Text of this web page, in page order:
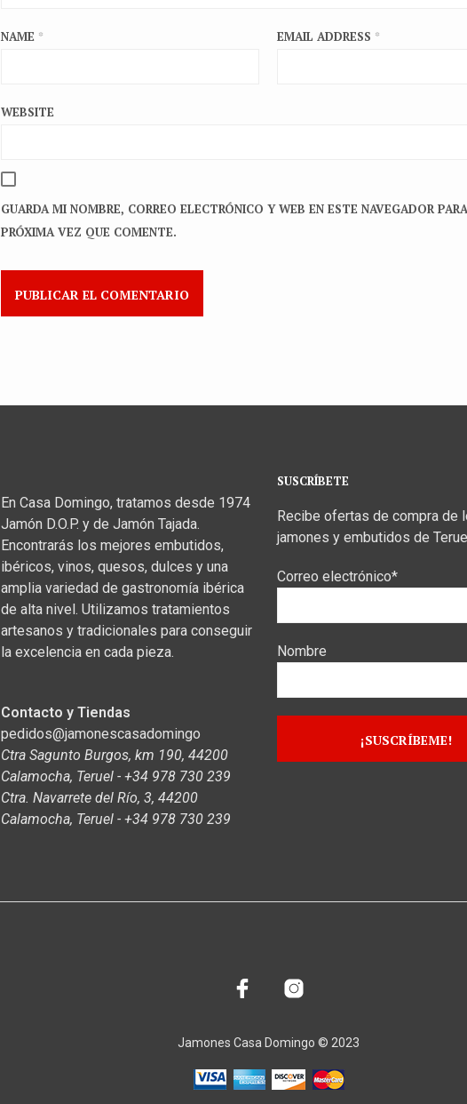
NAME * EMAIL ADDRESS *
WEBSITE
GUARDA MI NOMBRE, CORREO ELECTRÓNICO Y WEB EN ESTE NAVEGADOR
PRÓXIMA VEZ QUE COMENTE.
En Casa Domingo, tratamos desde 1974
Jamón D.O.P. y de Jamón Tajada.
Encontrarás los mejores embutidos,
ibéricos, vinos, quesos, dulces y una
amplia variedad de gastronomía ibérica
de alta nivel. Utilizamos tratamientos
artesanos y tradicionales para conseguir
la excelencia en cada pieza.
Contacto y Tiendas
pedidos@jamonescasadomingo
Ctra Sagunto Burgos, km 190, 44200
Calamocha, Teruel - +34 978 730 239
Ctra. Navarrete del Río, 3, 44200
Calamocha, Teruel - +34 978 730 239
SUSCRÍBETE
Recibe ofertas de compra de
jamones y embutidos de
Correo electrónico*
Nombre
Jamones Casa Domingo © 2023